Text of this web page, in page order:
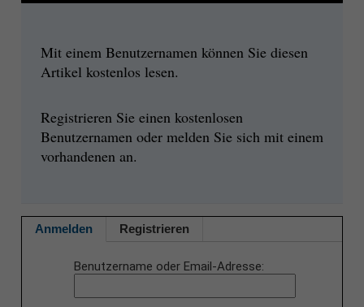
Mit einem Benutzernamen können Sie diesen
Artikel kostenlos lesen.
Registrieren Sie einen kostenlosen
Benutzernamen oder melden Sie sich mit einem
vorhandenen an.
Anmelden Registrieren
Benutzername oder Email-Adresse